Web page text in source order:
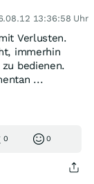
13:36:58 Uhr
Verlusten.
immerhin
bedienen.
...
0 0